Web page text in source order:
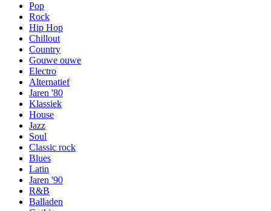
Pop
Rock
Hip Hop
Chillout
Country
Gouwe ouwe
Electro
Alternatief
Jaren '80
Klassiek
House
Jazz
Soul
Classic rock
Blues
Latin
Jaren '90
R&B
Balladen